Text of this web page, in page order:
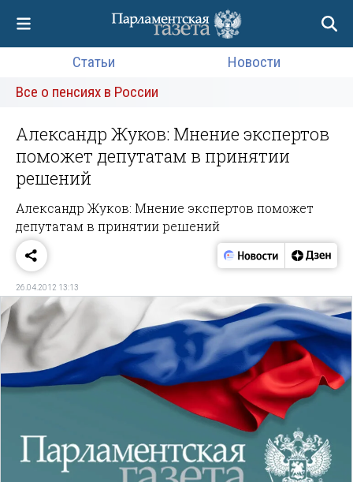
Статьи
Новости
Все о пенсиях в России
Александр Жуков: Мнение экспертов
поможет депутатам в принятии
решений
Александр Жуков: Мнение экспертов поможет
депутатам в принятии решений
26.04.2012 13:13